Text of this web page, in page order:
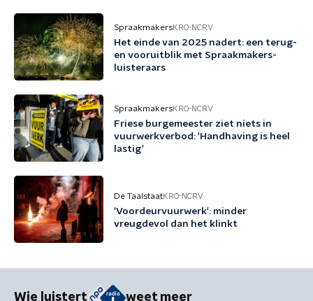
SpraakmakersKRO-NCRV
Het einde van 2025 nadert: een terug-
en vooruitblik met Spraakmakers-
luisteraars
SpraakmakersKRO-NCRV
Friese burgemeester ziet niets in
vuurwerkverbod: 'Handhaving is heel
lastig'
De TaalstaatKRO-NCRV
'Voordeurvuurwerk': minder
vreugdevol dan het klinkt
Wie luistert weet meer